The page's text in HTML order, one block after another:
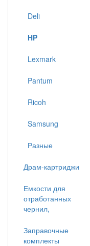
Deli
HP
Lexmark
Pantum
Ricoh
Samsung
Разные
Драм-картриджи
Емкости для
отработанных
чернил,
Заправочные
комплекты